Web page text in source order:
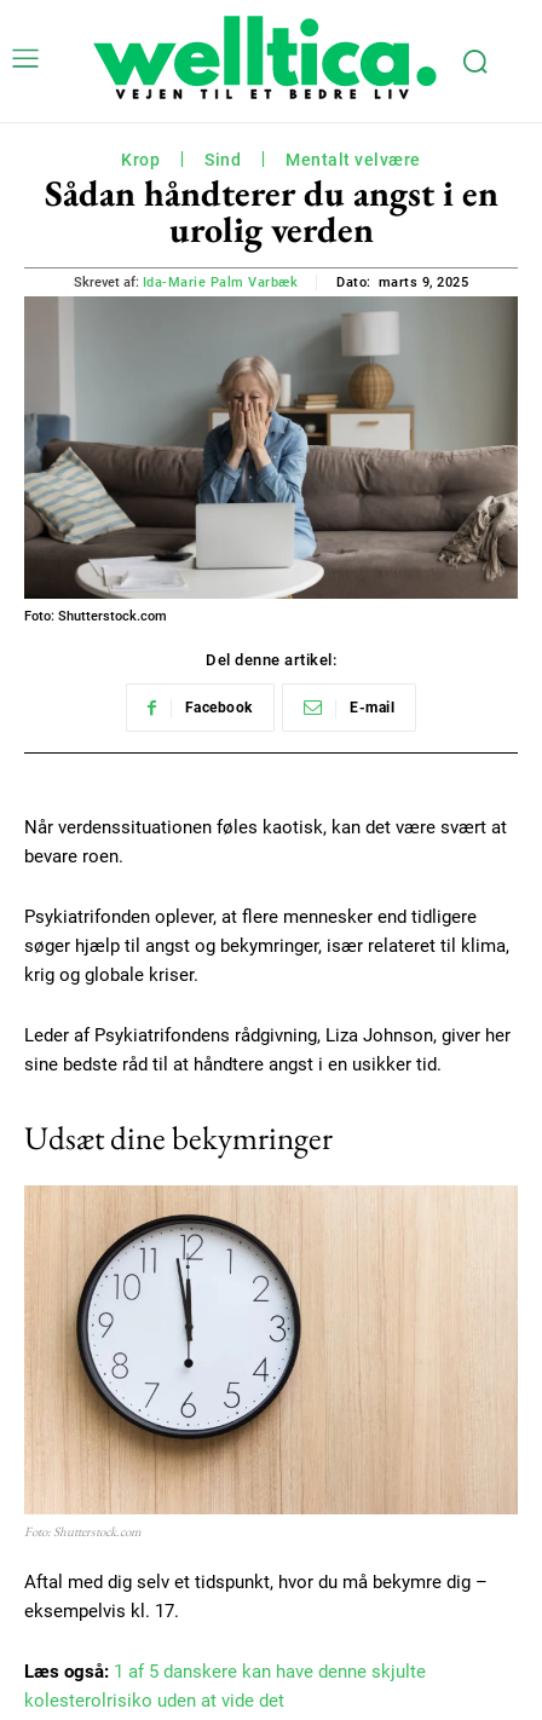
Krop Sind Mentalt velvære
Sådan håndterer du angst i en
urolig verden
Skrevet af: Ida-Marie Palm Varbæk Dato: marts 9, 2025
Foto: Shutterstock.com
Del denne artikel:
Facebook E-mail
Når verdenssituationen føles kaotisk, kan det være svært at
bevare roen.
Psykiatrifonden oplever, at flere mennesker end tidligere
søger hjælp til angst og bekymringer, især relateret til klima,
krig og globale kriser.
Leder af Psykiatrifondens rådgivning, Liza Johnson, giver her
sine bedste råd til at håndtere angst i en usikker tid.
Udsæt dine bekymringer
Foto: Shutterstock.com
Aftal med dig selv et tidspunkt, hvor du må bekymre dig –
eksempelvis kl. 17.
Læs også: 1 af 5 danskere kan have denne skjulte
kolesterolrisiko uden at vide det